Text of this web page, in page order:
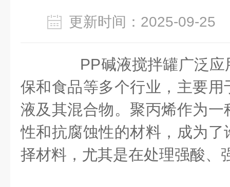
更新时间：2025-09-
PP碱液搅拌罐广泛应
保和食品等多个行业，主要
液及其混合物。聚丙烯作为
性和抗腐蚀性的材料，成为
择材料，尤其是在处理强酸、